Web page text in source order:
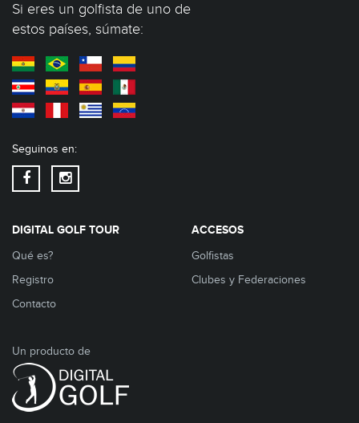
Si eres un golfista de uno de
estos países, súmate:
Seguinos en:
DIGITAL GOLF TOUR
Qué es?
Registro
Contacto
ACCESOS
Golfistas
Clubes y Federaciones
Un producto de